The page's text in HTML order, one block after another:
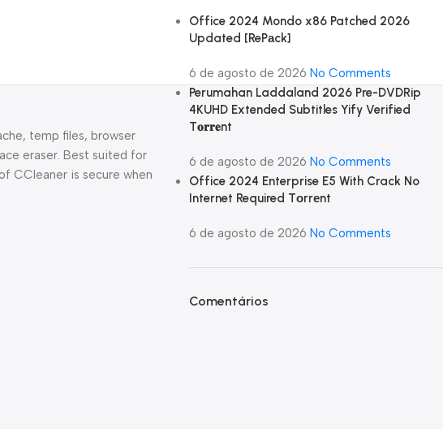
temp files, browser
eraser. Best suited for
CCleaner is secure when
Office 2024 Mondo x86 Patched 2026
Updated [RePаck]
6 de agosto de 2026 No Comments
Perumahan Laddaland 2026 Pre-DVDRip
4KUHD Extended Subtitles Yify Verified
T𝐨𝐫𝐫𝐞nt
6 de agosto de 2026 No Comments
Office 2024 Enterprise E5 With Crack No
Internet Required Tоrrеnt
6 de agosto de 2026 No Comments
Comentários